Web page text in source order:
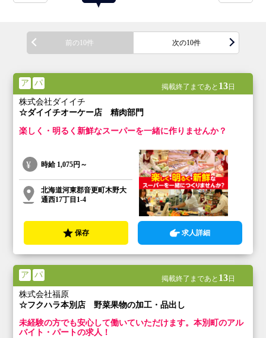
前の10件 次の10件
ア パ 掲載終了まであと 13日
株式会社ダイイチ
☆ダイイチオーケー店 精肉部門
楽しく・明るく新鮮なスーパーを一緒に作りませんか？
時給 1,075円～
北海道河東郡音更町木野大
通西17丁目1-4
保存 求人詳細
ア パ 掲載終了まであと 13日
株式会社福原
☆フクハラ本別店 野菜果物の加工・品出し
未経験の方でも安心して働いていただけます。本別町のアル
バイト・パートの求人！